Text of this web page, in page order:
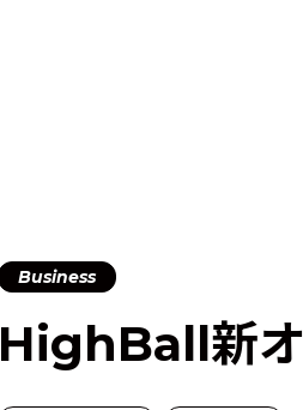
Business
HighBall新